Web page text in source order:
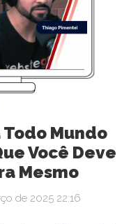
Mundo
Você Deve
Mesmo
de 2025 22:16